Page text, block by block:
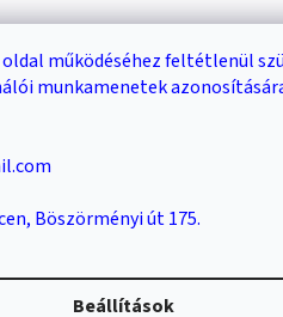
működéséhez feltétlenül
munkamenetek
Böszörményi út 175.
Beállítások